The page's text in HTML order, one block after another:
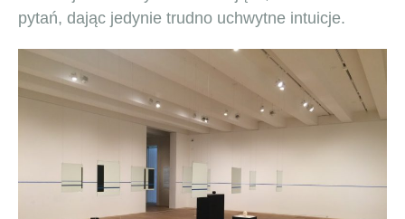
pytań, dając jedynie trudno uchwytne intuicje.